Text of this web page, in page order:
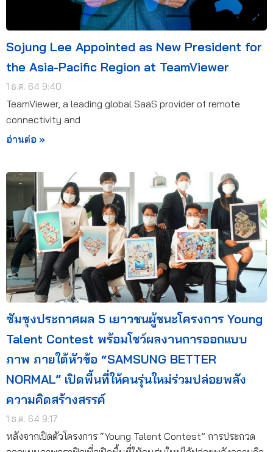
Sojung Lee Appointed as New President for
the Asia-Pacific Region at TeamViewer
1 ธ.ค. 64 9:40
TeamViewer, a leading global SaaS provider of remote
connectivity and
อ่านต่อ »
ซัมซุงประกาศผล 5 เยาวชนผู้ชนะโครงการ Young
Talent Contest พร้อมโชว์ผลงานการออกแบบ
ภาพ ภายใต้หัวข้อ “SAMSUNG BETTER
NORMAL” เปิดพื้นที่ให้คนรุ่นใหม่ร่วมปล่อยพลัง
ความคิดสร้างสรรค์
1 ธ.ค. 64 9:17
หลังจากเปิดตัวโครงการ “Young Talent Contest” การประกวด